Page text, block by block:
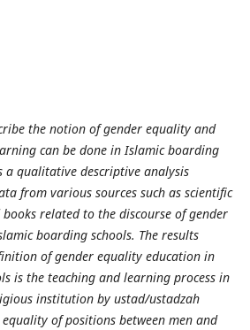
the notion of gender equality and
can be done in Islamic boarding
a qualitative descriptive analysis
from various sources such as scientific
related to the discourse of gender
boarding schools. The results
of gender equality education in
is the teaching and learning process in
institution by ustad/ustadzah
of positions between men and